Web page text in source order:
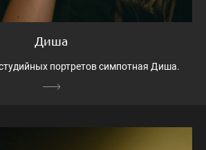
Диша
портретов симпотная Диша.